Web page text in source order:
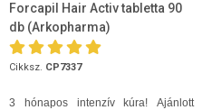
Forcapil Hair Activ tabletta 90
db (Arkopharma)
Cikksz. CP7337
3 hónapos intenzív kúra! Ajánlott